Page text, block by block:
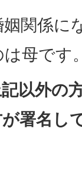
関係に
母です
以外の
署名し